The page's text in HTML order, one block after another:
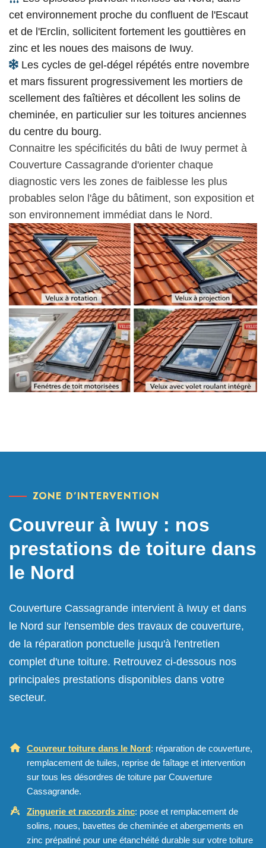
cet environnement proche du confluent de l'Escaut
et de l'Erclin, sollicitent fortement les gouttières en
zinc et les noues des maisons de Iwuy.
Les cycles de gel-dégel répétés entre novembre
et mars fissurent progressivement les mortiers de
scellement des faîtières et décollent les solins de
cheminée, en particulier sur les toitures anciennes
du centre du bourg.
Connaitre les spécificités du bâti de Iwuy permet à
Couverture Cassagrande d'orienter chaque
diagnostic vers les zones de faiblesse les plus
probables selon l'âge du bâtiment, son exposition et
son environnement immédiat dans le Nord.
ZONE D’INTERVENTION
Couvreur à Iwuy : nos
prestations de toiture dans
le Nord
Couverture Cassagrande intervient à Iwuy et dans
le Nord sur l'ensemble des travaux de couverture,
de la réparation ponctuelle jusqu'à l'entretien
complet d'une toiture. Retrouvez ci-dessous nos
principales prestations disponibles dans votre
secteur.
Couvreur toiture dans le Nord: réparation de couverture,
remplacement de tuiles, reprise de faîtage et intervention
sur tous les désordres de toiture par Couverture
Cassagrande.
Zinguerie et raccords zinc: pose et remplacement de
solins, noues, bavettes de cheminée et abergements en
zinc prépatiné pour une étanchéité durable sur votre toiture